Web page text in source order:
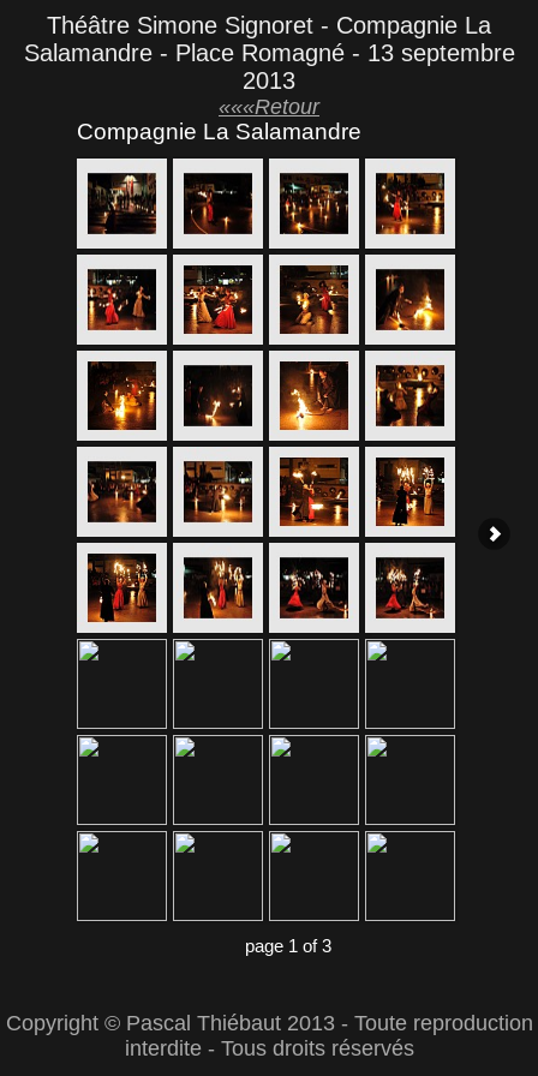
Théâtre Simone Signoret - Compagnie La
Salamandre - Place Romagné - 13 septembre
2013
«««Retour
Compagnie La Salamandre
page 1 of 3
Copyright © Pascal Thiébaut 2013 - Toute reproduction
interdite - Tous droits réservés